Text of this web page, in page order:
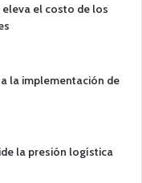
eleva el costo de los
la implementación de
la presión logística